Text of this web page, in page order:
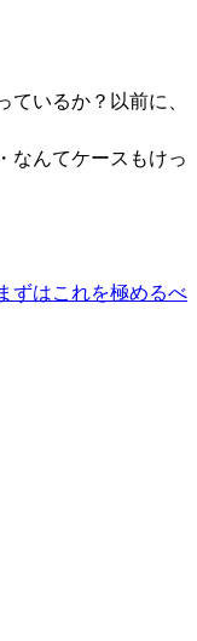
ているか？以前に、
なんてケースもけっ
はこれを極めるべ